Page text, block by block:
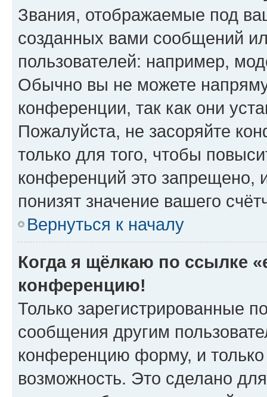
Звания, отображаемые под
созданных вами сообщений
пользователей: например,
Обычно вы не можете
конференции, так как они
Пожалуйста, не засоряйте
только для того, чтобы
конференций это запрещено,
понизят значение вашего
Вернуться к началу
Когда я щёлкаю по ссылке
конференцию!
Только зарегистрированные
сообщения другим
конференцию форму, и
возможность. Это сделано